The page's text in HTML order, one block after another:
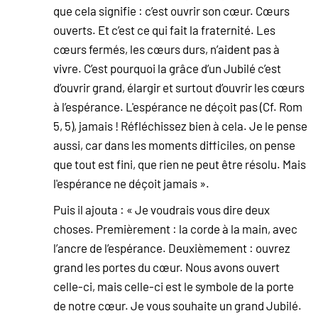
que cela signifie : c’est ouvrir son cœur. Cœurs
ouverts. Et c’est ce qui fait la fraternité. Les
cœurs fermés, les cœurs durs, n’aident pas à
vivre. C’est pourquoi la grâce d’un Jubilé c’est
d’ouvrir grand, élargir et surtout d’ouvrir les cœurs
à l’espérance. L'espérance ne déçoit pas (Cf. Rom
5, 5), jamais ! Réfléchissez bien à cela. Je le pense
aussi, car dans les moments difficiles, on pense
que tout est fini, que rien ne peut être résolu. Mais
l'espérance ne déçoit jamais ».
Puis il ajouta : « Je voudrais vous dire deux
choses. Premièrement : la corde à la main, avec
l’ancre de l’espérance. Deuxièmement : ouvrez
grand les portes du cœur. Nous avons ouvert
celle-ci, mais celle-ci est le symbole de la porte
de notre cœur. Je vous souhaite un grand Jubilé.